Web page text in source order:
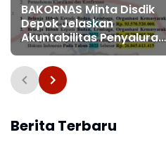
BAKORNAS Minta Disdik
Depok Jelaskan
Akuntabilitas Penyaluran
Belanja Hibah Dari 2021
Hingga 2023 Mencapai
166,2 Miliar Rupiah
Berita Terbaru